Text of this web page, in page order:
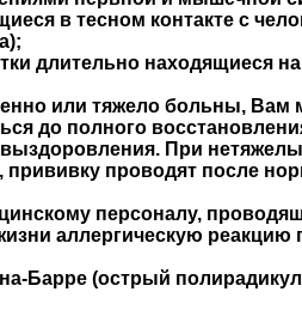
в тесном контакте с
длительно находящиеся
или тяжело больны, Вам
до полного
При
прививку проводят после
персоналу,
аллергическую
Барре (острый